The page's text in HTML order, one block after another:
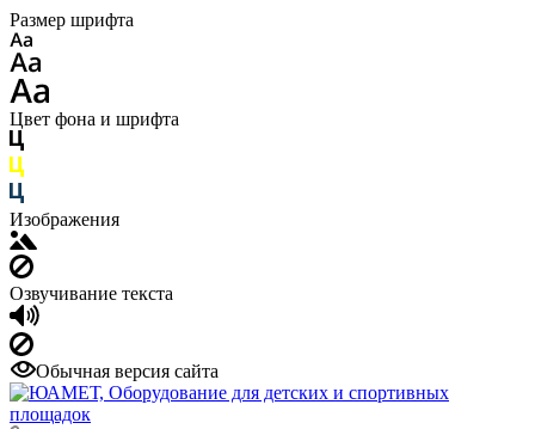
Размер шрифта
Цвет фона и шрифта
Изображения
Озвучивание текста
Обычная версия сайта